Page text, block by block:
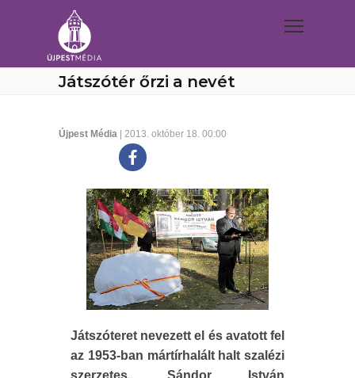
Játszótér őrzi a nevét
Újpest Média | 2013. október 18. 00:00
Játszóteret nevezett el és avatott fel
az 1953-ban mártírhalált halt szalézi